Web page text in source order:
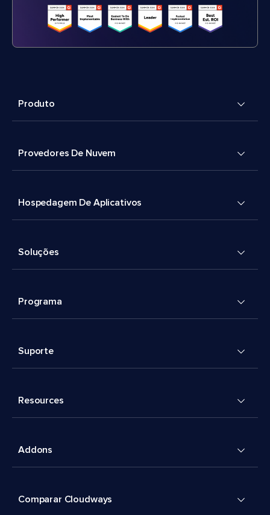
Produto
Provedores De Nuvem
Hospedagem De Aplicativos
Soluções
Programa
Suporte
Resources
Addons
Comparar Cloudways